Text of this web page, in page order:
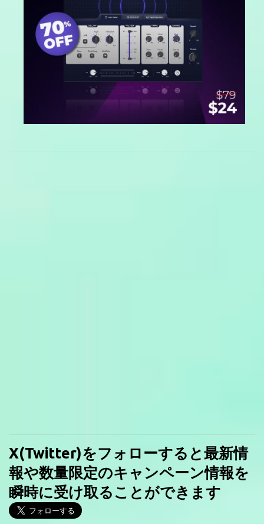
X(Twitter)をフォローすると最新情
報や数量限定のキャンペーン情報を
瞬時に受け取ることができます